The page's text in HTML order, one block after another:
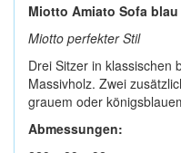
Miotto Amiato Sofa blau
Miotto perfekter Stil
Drei Sitzer in klassischen
Massivholz. Zwei
grauem oder
Abmessungen: